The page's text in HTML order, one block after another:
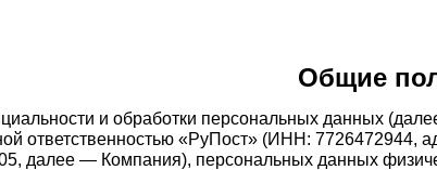
Общие
и обработки персональных данных
ответственностью «РуПост» (ИНН: 7726472944,
далее — Компания), персональных данных